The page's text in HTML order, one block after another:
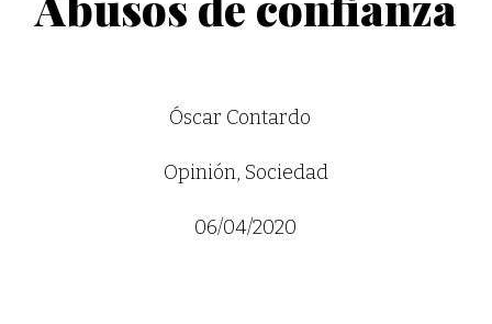
Óscar Contardo
Opinión, Sociedad
06/04/2020